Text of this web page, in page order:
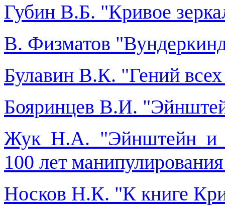
Губин В.Б. "Кривое
В. Физматов
Булавин В.К. "Гений
Бояринцев В.И.
Жук Н.А. "Эйнштейн и
100 лет
Носков Н.К. "К книге